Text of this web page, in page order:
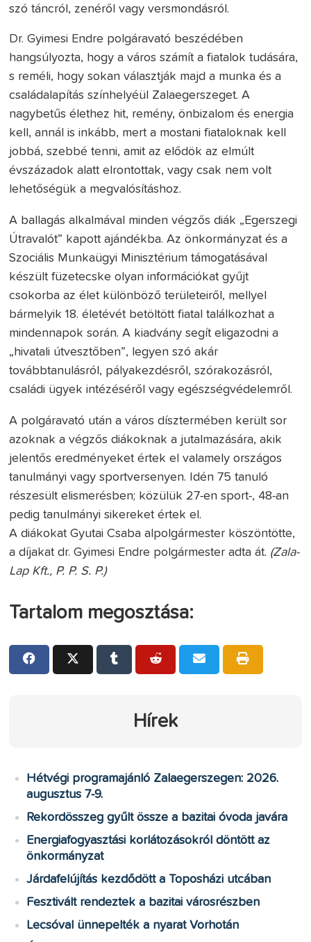
szó táncról, zenéről vagy versmondásról.
Dr. Gyimesi Endre polgáravató beszédében
hangsúlyozta, hogy a város számít a fiatalok tudására,
s reméli, hogy sokan választják majd a munka és a
családalapítás színhelyéül Zalaegerszeget. A
nagybetűs élethez hit, remény, önbizalom és energia
kell, annál is inkább, mert a mostani fiataloknak kell
jobbá, szebbé tenni, amit az elődök az elmúlt
évszázadok alatt elrontottak, vagy csak nem volt
lehetőségük a megvalósításhoz.
A ballagás alkalmával minden végzős diák „Egerszegi
Útravalót” kapott ajándékba. Az önkormányzat és a
Szociális Munkaügyi Minisztérium támogatásával
készült füzetecske olyan információkat gyűjt
csokorba az élet különböző területeiről, mellyel
bármelyik 18. életévét betöltött fiatal találkozhat a
mindennapok során. A kiadvány segít eligazodni a
„hivatali útvesztőben”, legyen szó akár
továbbtanulásról, pályakezdésről, szórakozásról,
családi ügyek intézéséről vagy egészségvédelemről.
A polgáravató után a város dísztermében került sor
azoknak a végzős diákoknak a jutalmazására, akik
jelentős eredményeket értek el valamely országos
tanulmányi vagy sportversenyen. Idén 75 tanuló
részesült elismerésben; közülük 27-en sport-, 48-an
pedig tanulmányi sikereket értek el.
A diákokat Gyutai Csaba alpolgármester köszöntötte,
a díjakat dr. Gyimesi Endre polgármester adta át. (Zala-
Lap Kft., P. P. S. P.)
Tartalom megosztása:
Hírek
Hétvégi programajánló Zalaegerszegen: 2026.
augusztus 7-9.
Rekordösszeg gyűlt össze a bazitai óvoda javára
Energiafogyasztási korlátozásokról döntött az
önkormányzat
Járdafelújítás kezdődött a Toposházi utcában
Fesztivált rendeztek a bazitai városrészben
Lecsóval ünnepelték a nyarat Vorhotán